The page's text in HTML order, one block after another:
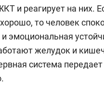
работает с 1999-го,
В 1999 году
лечения желчно-
промывают метил-
на
убирают,
и реагирует на них.
хорошо, то человек
эмоциональная
желудок и
система